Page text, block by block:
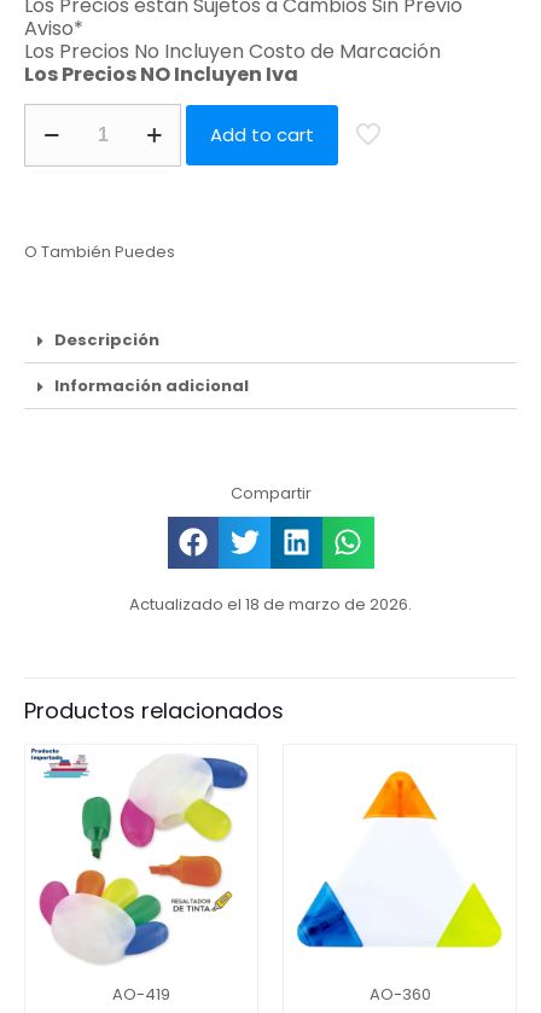
Aviso*
Los Precios No Incluyen Costo de Marcación
Los Precios NO Incluyen Iva
Add to cart
O También Puedes
Descripción
Información adicional
Compartir
Actualizado el 18 de marzo de 2026.
Productos relacionados
AO-419 AO-360